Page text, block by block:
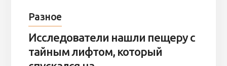
Разное
Исследователи нашли пещеру с
тайным лифтом, который